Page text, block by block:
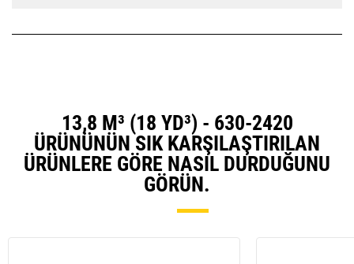
13,8 M³ (18 YD³) - 630-2420
ÜRÜNÜNÜN SIK KARŞILAŞTIRILAN
ÜRÜNLERE GÖRE NASIL DURDUĞUNU
GÖRÜN.